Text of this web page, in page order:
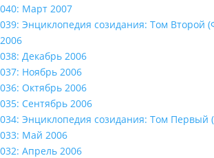
040: Март 2007
039: Энциклопедия созидания: Том Второй
2006
038: Декабрь 2006
037: Ноябрь 2006
036: Октябрь 2006
035: Сентябрь 2006
034: Энциклопедия созидания: Том
033: Май 2006
032: Апрель 2006